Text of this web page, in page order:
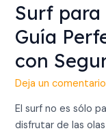
Surf para
Guía
con
Deja un comentario
El surf no es sólo
disfrutar de las